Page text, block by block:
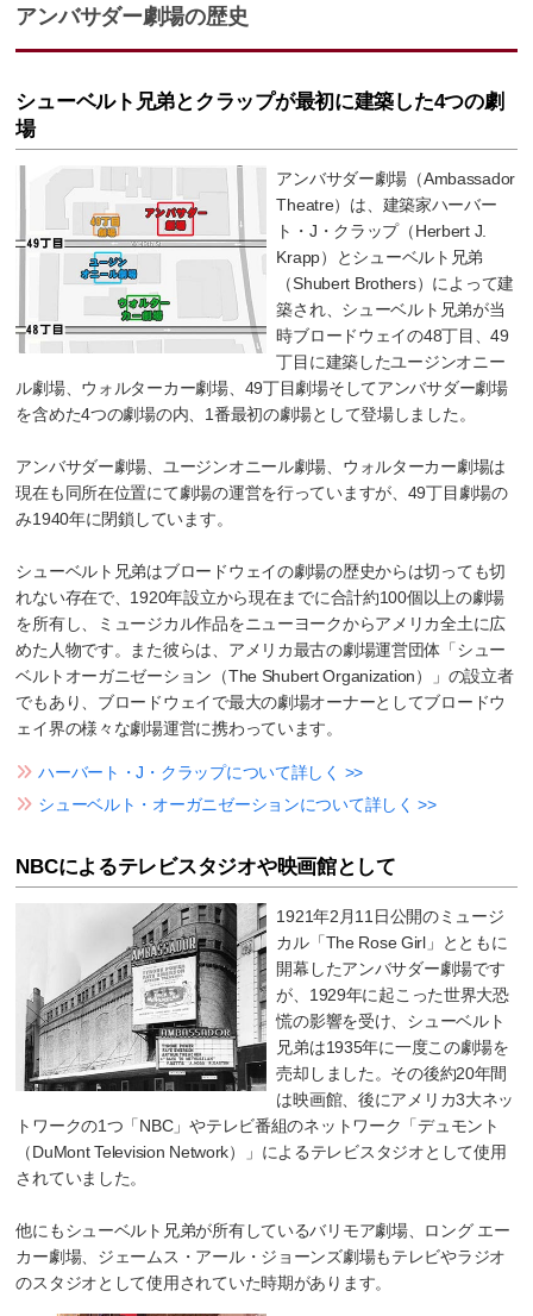
アンバサダー劇場の歴史
シューベルト兄弟とクラップが最初に建築した4つの劇
場
アンバサダー劇場（Ambassador
Theatre）は、建築家ハーバー
ト・J・クラップ（Herbert J.
Krapp）とシューベルト兄弟
（Shubert Brothers）によって建
築され、シューベルト兄弟が当
時ブロードウェイの48丁目、49
丁目に建築したユージンオニー
ル劇場、ウォルターカー劇場、49丁目劇場そしてアンバサダー劇場
を含めた4つの劇場の内、1番最初の劇場として登場しました。
アンバサダー劇場、ユージンオニール劇場、ウォルターカー劇場は
現在も同所在位置にて劇場の運営を行っていますが、49丁目劇場の
み1940年に閉鎖しています。
シューベルト兄弟はブロードウェイの劇場の歴史からは切っても切
れない存在で、1920年設立から現在までに合計約100個以上の劇場
を所有し、ミュージカル作品をニューヨークからアメリカ全土に広
めた人物です。また彼らは、アメリカ最古の劇場運営団体「シュー
ベルトオーガニゼーション（The Shubert Organization）」の設立者
でもあり、ブロードウェイで最大の劇場オーナーとしてブロードウ
ェイ界の様々な劇場運営に携わっています。
ハーバート・J・クラップについて詳しく >>
シューベルト・オーガニゼーションについて詳しく >>
NBCによるテレビスタジオや映画館として
1921年2月11日公開のミュージ
カル「The Rose Girl」とともに
開幕したアンバサダー劇場です
が、1929年に起こった世界大恐
慌の影響を受け、シューベルト
兄弟は1935年に一度この劇場を
売却しました。その後約20年間
は映画館、後にアメリカ3大ネッ
トワークの1つ「NBC」やテレビ番組のネットワーク「デュモント
（DuMont Television Network）」によるテレビスタジオとして使用
されていました。
他にもシューベルト兄弟が所有しているバリモア劇場、ロング エー
カー劇場、ジェームス・アール・ジョーンズ劇場もテレビやラジオ
のスタジオとして使用されていた時期があります。